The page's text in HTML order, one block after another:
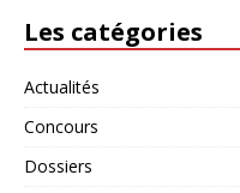
Les catégories
Actualités
Concours
Dossiers